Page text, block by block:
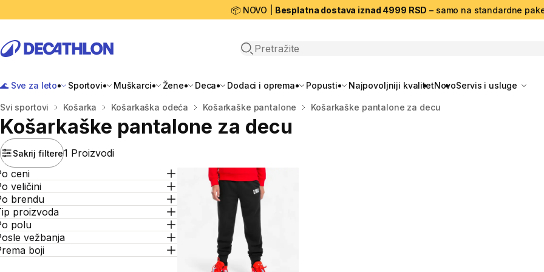
📦 NOVO | Besplatna dostava iznad 4999 RSD – samo na standardne
Open search
🌊 Sve za leto Sportovi Muškarci Žene Deca Dodaci i oprema Popusti Najpovoljniji kvalitetNovoServis i usluge
Početna stranica
Svi sportovi Košarka Košarkaška odeća Košarkaške pantalone Košarkaške pantalone za decu
Košarkaške pantalone za decu
Sakrij filtere1 Proizvodi
ceni
veličini
brendu
proizvoda
polu
vežbanja
boji